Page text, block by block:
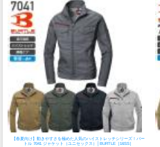
【春夏向け】動きやすさを極めた人気のハイストレッチシリーズ！ バー
トル 7041 ジャケット（ユニセックス）│BURTLE［16SS］